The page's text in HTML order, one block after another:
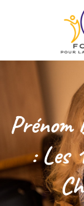
Prénom
: Les